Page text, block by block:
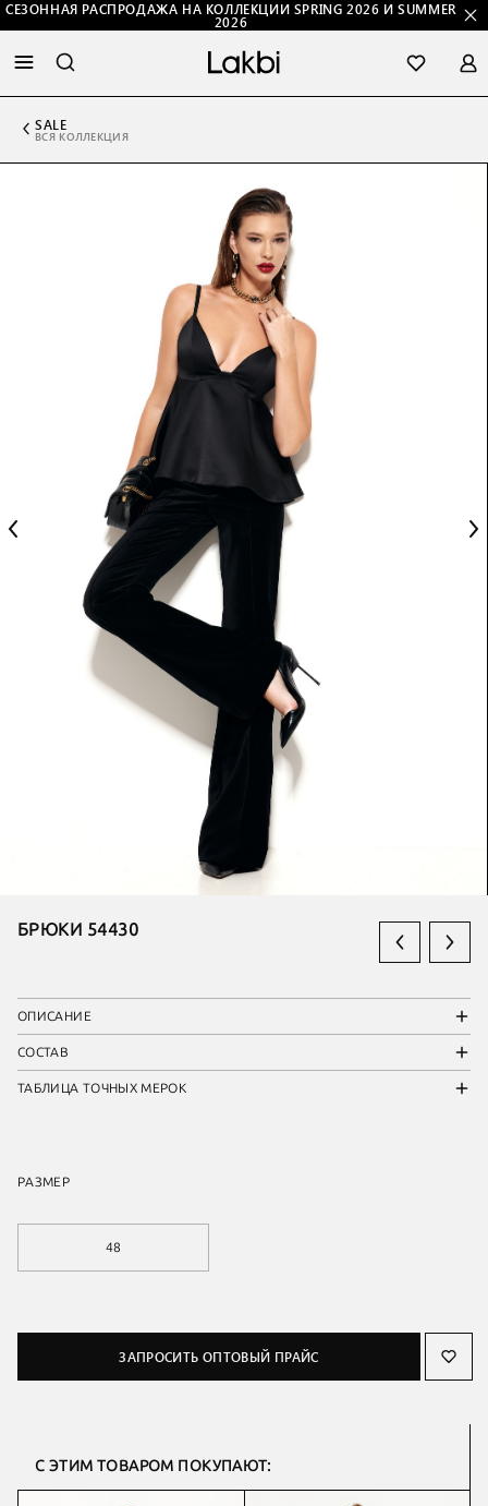
СЕЗОННАЯ РАСПРОДАЖА НА КОЛЛЕКЦИИ SPRING 2026 И SUMMER
2026
SALE
ВСЯ КОЛЛЕКЦИЯ
БРЮКИ 54430
ОПИСАНИЕ
СОСТАВ
ТАБЛИЦА ТОЧНЫХ МЕРОК
РАЗМЕР
48
ЗАПРОСИТЬ ОПТОВЫЙ ПРАЙС
С ЭТИМ ТОВАРОМ ПОКУПАЮТ: